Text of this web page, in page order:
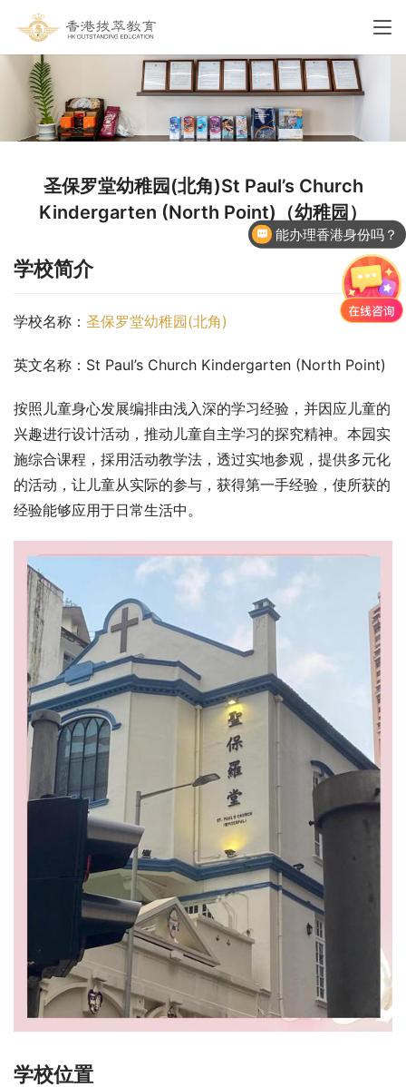
圣保罗堂幼稚园(北角)St Paul’s Church
Kindergarten (North Point)（幼稚园）
学校简介
学校名称： 圣保罗堂幼稚园(北角)
英文名称：St Paul’s Church Kindergarten (North Point)
按照儿童身心发展编排由浅入深的学习经验，并因应儿童的
兴趣进行设计活动，推动儿童自主学习的探究精神。本园实
施综合课程，採用活动教学法，透过实地参观，提供多元化
的活动，让儿童从实际的参与，获得第一手经验，使所获的
经验能够应用于日常生活中。
学校位置
能办理香港身份吗？